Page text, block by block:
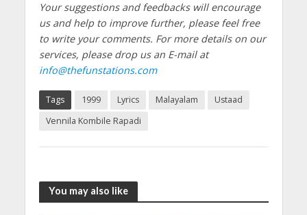
Your suggestions and feedbacks will encourage
us and help to improve further, please feel free
to write your comments. For more details on our
services, please drop us an E-mail at
info@thefunstations.com
Tags 1999 Lyrics Malayalam
Ustaad
Vennila Kombile Rapadi
You may also like